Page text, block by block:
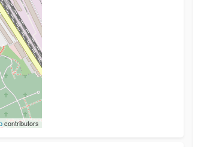
contributors